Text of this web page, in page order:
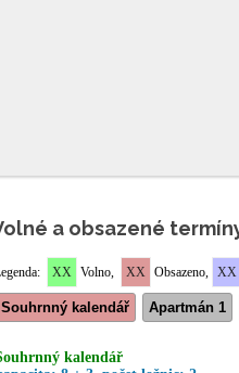
a obsazené